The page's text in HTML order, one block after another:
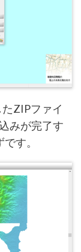
ZIPファイ
みが完了す
す。